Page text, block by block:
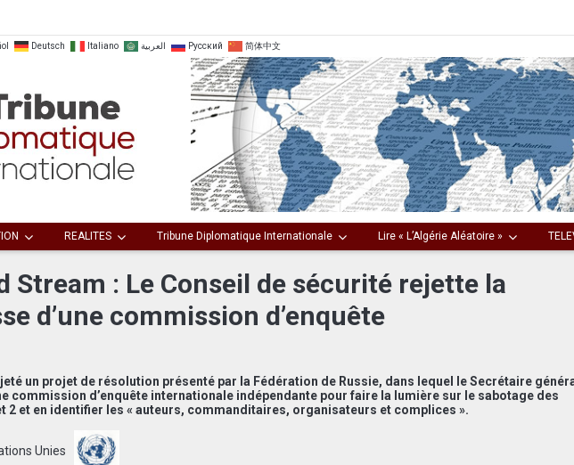
Deutsch Italiano العربية Русский 简体中文
REALITES Tribune Diplomatique Internationale Lire « L’Algérie Aléatoire »
Stream : Le Conseil de sécurité rejette la
d’une commission d’enquête
un projet de résolution présenté par la Fédération de Russie, dans lequel le Secrétaire
commission d’enquête internationale indépendante pour faire la lumière sur le sabotage des
2 et en identifier les « auteurs, commanditaires, organisateurs et complices ».
Unies